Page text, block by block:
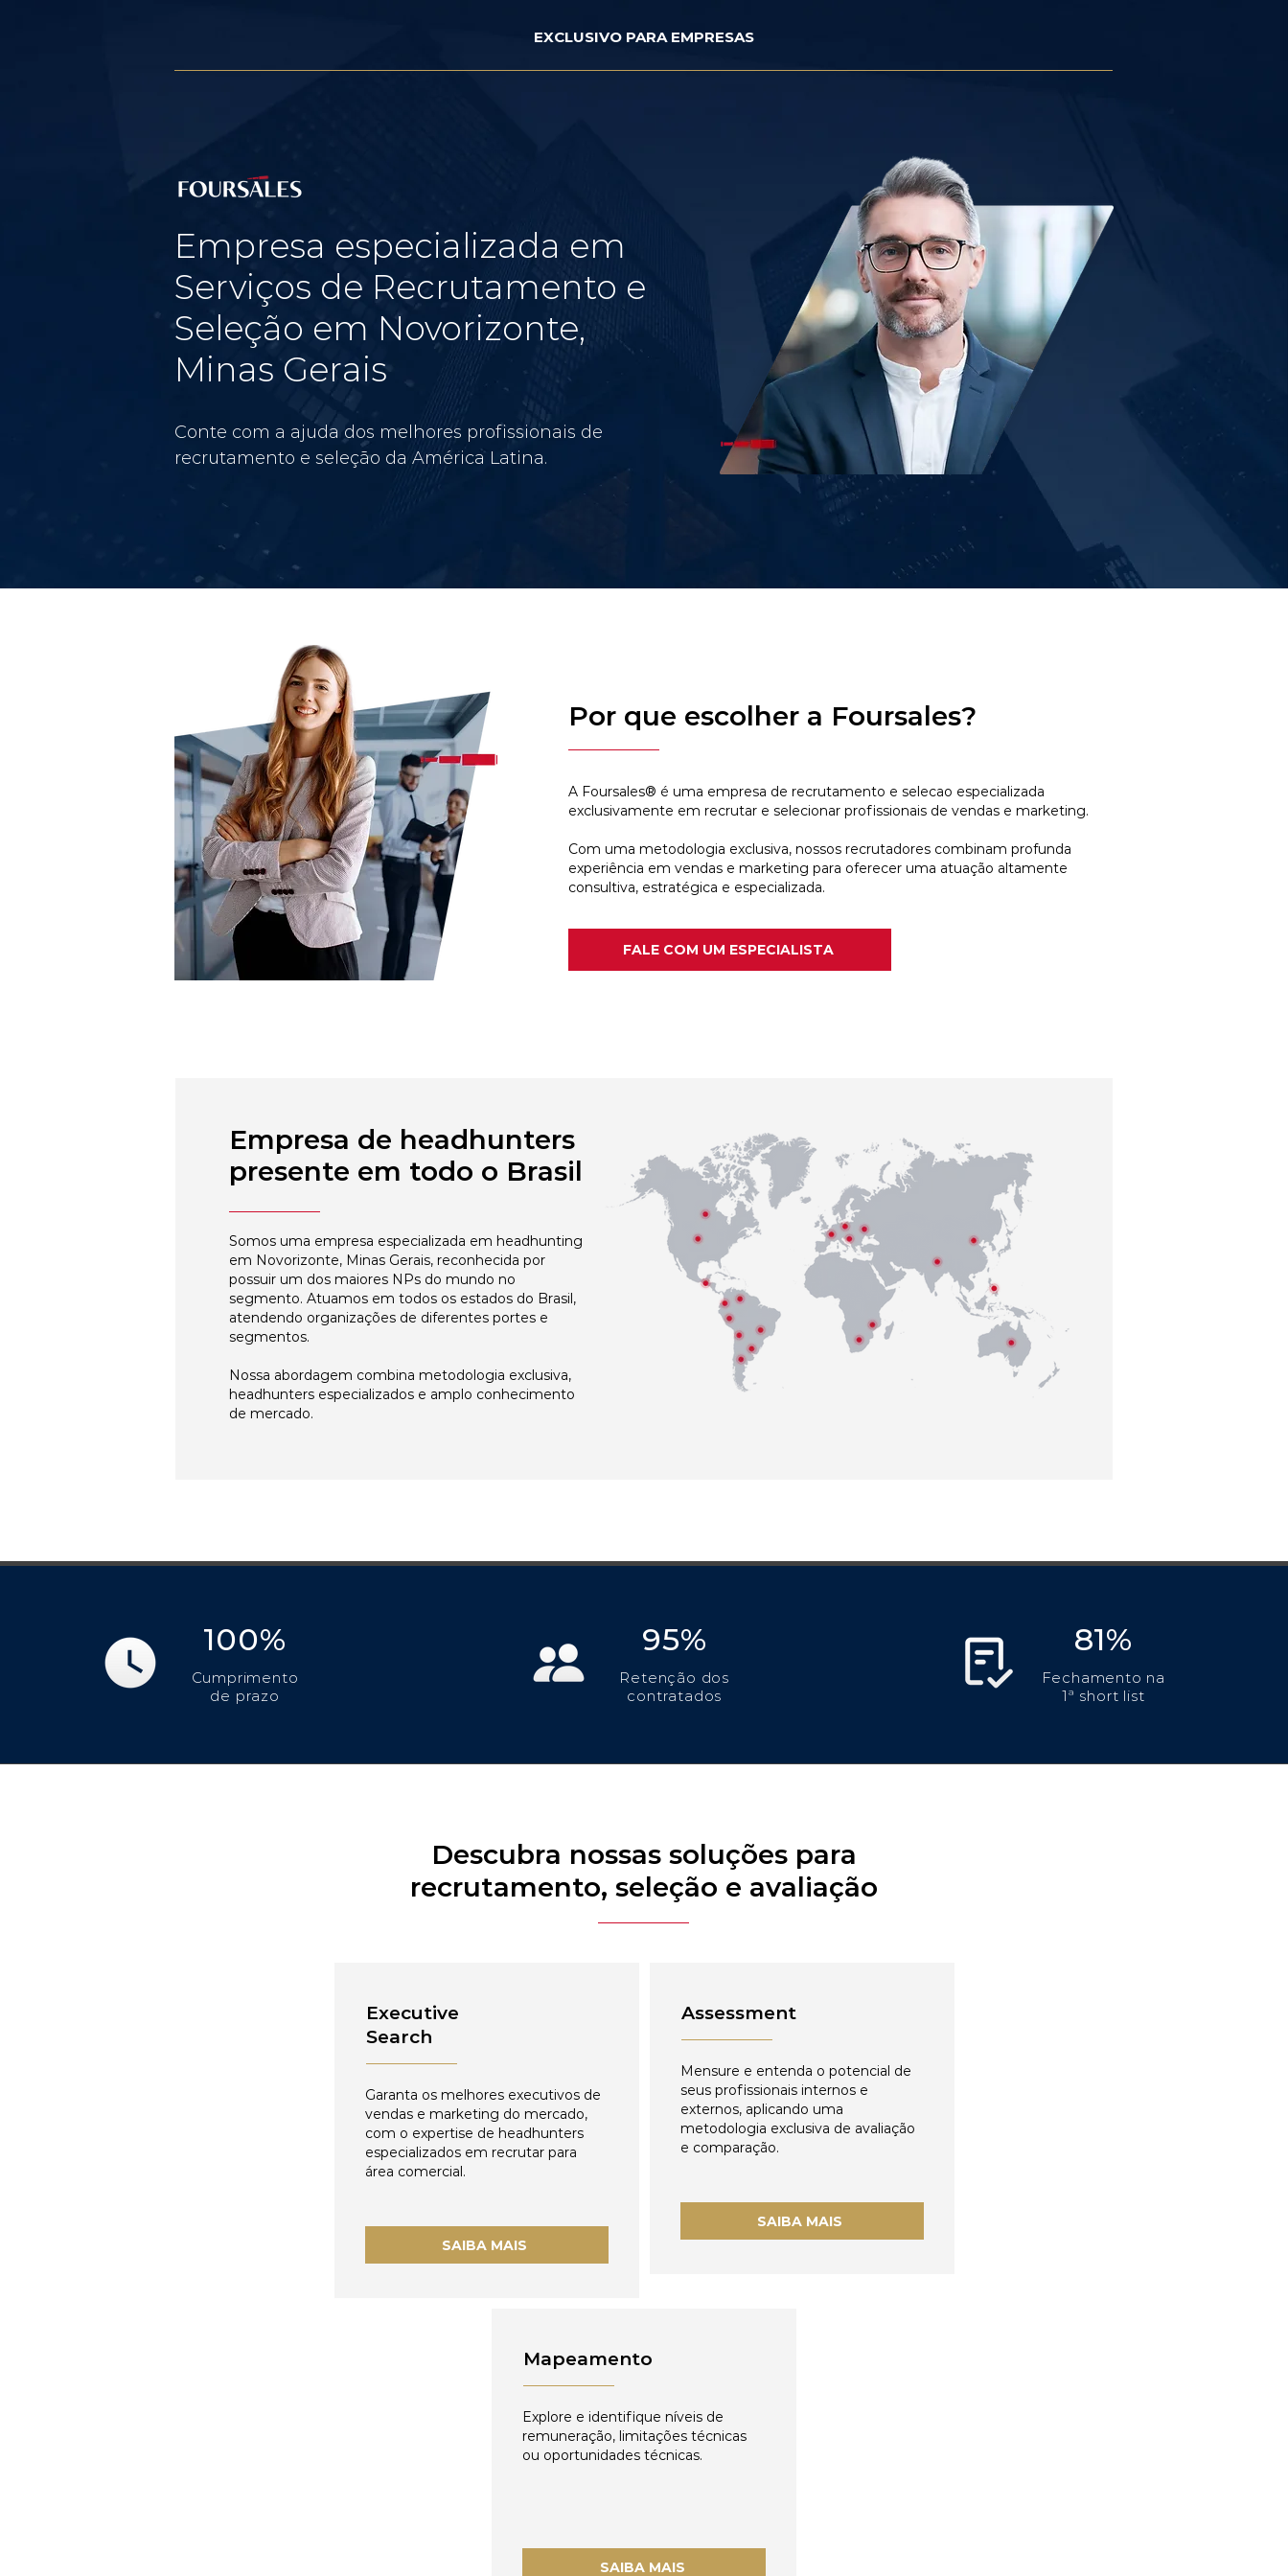
EXCLUSIVO PARA EMPRESAS
Empresa especializada em
Serviços de Recrutamento e
Seleção em Novorizonte,
Minas Gerais
Conte com a ajuda dos melhores profissionais de
recrutamento e seleção da América Latina.
Por que escolher a Foursales?
A Foursales® é uma empresa de recrutamento e selecao especializada
exclusivamente em recrutar e selecionar profissionais de vendas e marketing.
Com uma metodologia exclusiva, nossos recrutadores combinam profunda
experiência em vendas e marketing para oferecer uma atuação altamente
consultiva, estratégica e especializada.
FALE COM UM ESPECIALISTA
Empresa de headhunters
presente em todo o Brasil
Somos uma empresa especializada em headhunting
em Novorizonte, Minas Gerais, reconhecida por
possuir um dos maiores NPs do mundo no
segmento. Atuamos em todos os estados do Brasil,
atendendo organizações de diferentes portes e
segmentos.
Nossa abordagem combina metodologia exclusiva,
headhunters especializados e amplo conhecimento
de mercado.
100%
Cumprimento
de prazo
95%
Retenção dos
contratados
81%
Fechamento na
1ª short list
Descubra nossas soluções para
recrutamento, seleção e avaliação
Executive
Search
Garanta os melhores executivos de
vendas e marketing do mercado,
com o expertise de headhunters
especializados em recrutar para
área comercial.
SAIBA MAIS
Assessment
Mensure e entenda o potencial de
seus profissionais internos e
externos, aplicando uma
metodologia exclusiva de avaliação
e comparação.
SAIBA MAIS
Mapeamento
Explore e identifique níveis de
remuneração, limitações técnicas
ou oportunidades técnicas.
SAIBA MAIS